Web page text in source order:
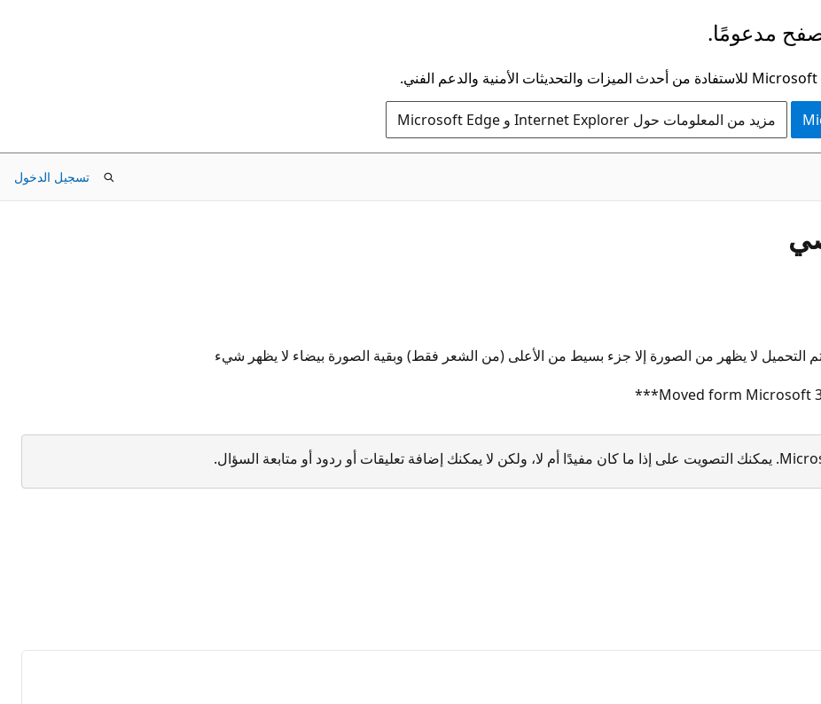
مدعومًا.
مزيد من المعلومات حول Internet Explorer و Microsoft Edge
تسجيل الدخول
التحميل لا يظهر من الصورة إلا جزء بسيط من الأعلى (من الشعر فقط) وبقية الصورة بيضاء لا يظهر شيء